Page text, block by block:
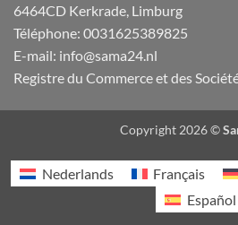
6464CD Kerkrade Limburg
Téléphone: 0031625389825
E-mail: info@sama24.nl
Registre du Commerce et des
Copyright 2026 ©
Nederlands Français
Español